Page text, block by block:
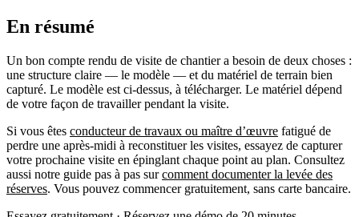
En résumé
Un bon compte rendu de visite de chantier a besoin de deux choses :
une structure claire — le modèle — et du matériel de terrain bien
capturé. Le modèle est ci-dessus, à télécharger. Le matériel dépend
de votre façon de travailler pendant la visite.
Si vous êtes conducteur de travaux ou maître d’œuvre fatigué de
perdre une après-midi à reconstituer les visites, essayez de capturer
votre prochaine visite en épinglant chaque point au plan. Consultez
aussi notre guide pas à pas surcomment documenter la levée des
réserves. Vous pouvez commencer gratuitement, sans carte bancaire.